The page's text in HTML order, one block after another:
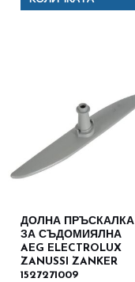
ДОЛНА ПРЪСКАЛКА
ЗА СЪДОМИЯЛНА
AEG ELECTROLUX
ZANUSSI ZANKER
1527271009